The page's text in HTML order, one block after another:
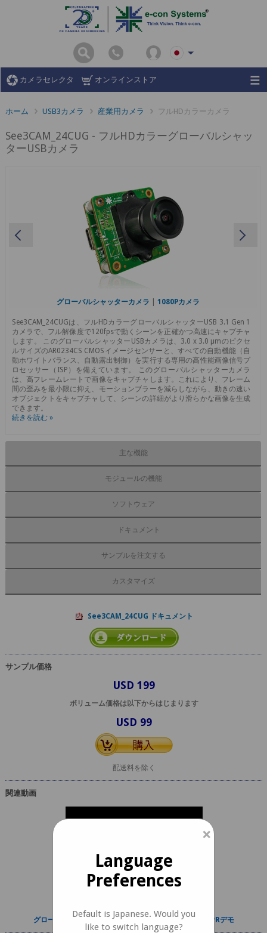
カメラセレクタ オンラインストア
ホーム USB3カメラ 産業用カメラ フルHDカラーカメラ
See3CAM_24CUG - フルHDカラーグローバルシャッ
ターUSBカメラ
グローバルシャッターカメラ 1080Pカメラ
See3CAM_24CUGは、フルHDカラーグローバルシャッターUSB 3.1 Gen 1
カメラで、フル解像度で120fpsで動くシーンを正確かつ高速にキャプチャ
します。 このグローバルシャッターUSBカメラは、3.0 x 3.0 µmのピクセ
ルサイズのAR0234CS CMOSイメージセンサーと、すべての自動機能（自
動ホワイトバランス、自動露出制御）を実行する専用の高性能画像信号プ
ロセッサー（ISP）を備えています。 このグローバルシャッターカメラ
は、高フレームレートで画像をキャプチャします。これにより、フレーム
間の歪みを最小限に抑え、モーションブラーを減らしながら、動きの速い
オブジェクトをキャプチャして、シーンの詳細がより滑らかな画像を生成
できます。
続きを読む »
主な機能
モジュールの機能
ソフトウェア
ドキュメント
サンプルを注文する
カスタマイズ
See3CAM_24CUG ドキュメント
サンプル価格
USD 199
ボリューム価格は以下からはじまります
USD 99
配送料を除く
関連動画
グローバルシャッターUSBカメラを使用したANPR / ALPRデモ
×
Language
Preferences
Default is Japanese. Would you
like to switch language?